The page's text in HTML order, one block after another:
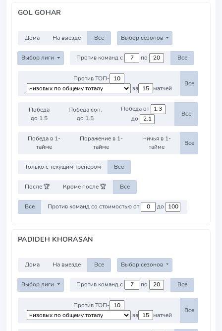
GOL GOHAR
Дома На выезде Все Выбор сезонов
Выбор лиги Против команд с по Все
Против ТОП-
за
матчей
Все
Победа
до 1.5
Победа соп.
до 1.5
Победа от
до
Все
Победа в 1-
тайме
Поражение в 1-
тайме
Ничья в 1-
тайме
Все
Только с текущим тренером Все
После 🏆 Кроме после 🏆 Все
Все Против команд со стоимостью от до
PADIDEH KHORASAN
Дома На выезде Все Выбор сезонов
Выбор лиги Против команд с по Все
Против ТОП-
за
матчей
Все